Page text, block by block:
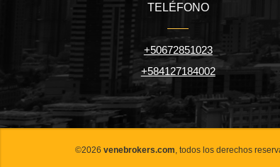
TELÉFONO
+50672851023
+584127184002
©2026 venebrokers.com , todos los derechos